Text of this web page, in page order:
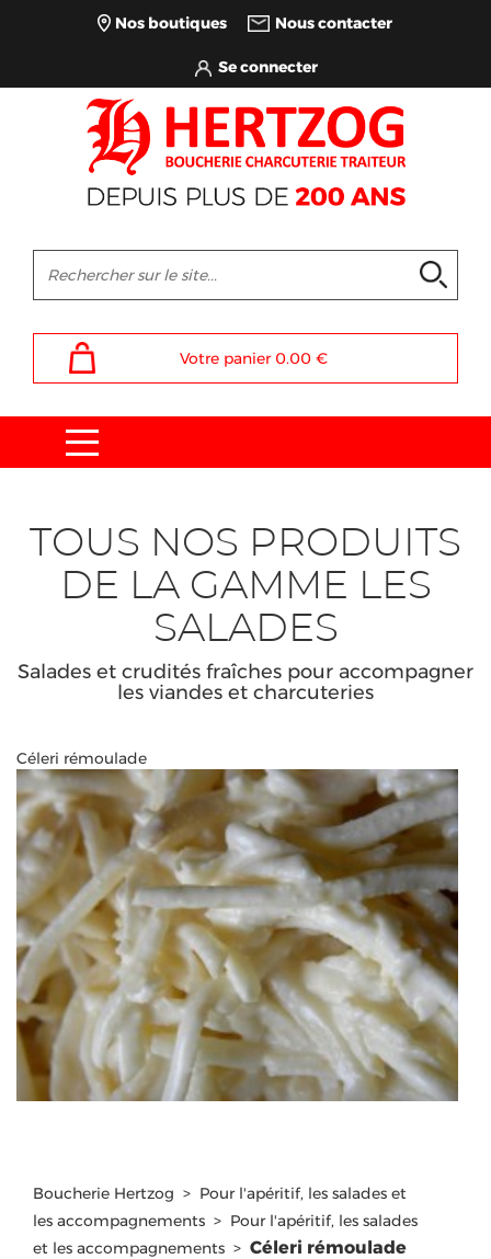
Nos boutiques Nous contacter
Votre panier 0.00 €
TOUS NOS PRODUITS
DE LA GAMME LES
SALADES
Salades et crudités fraîches pour accompagner
les viandes et charcuteries
Céleri rémoulade
Boucherie Hertzog > Pour l'apéritif, les salades et
les accompagnements > Pour l'apéritif, les salades
et les accompagnements > Céleri rémoulade